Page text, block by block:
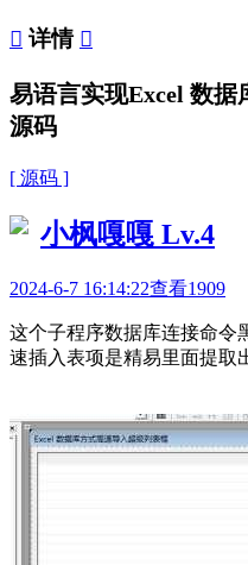
 详情 
易语言实现Excel 数
源码
[ 源码 ]
小枫嘎嘎 Lv.4
2024-6-7 16:14:22查看1909
这个子程序数据库连接命令
速插入表项是精易里面提取